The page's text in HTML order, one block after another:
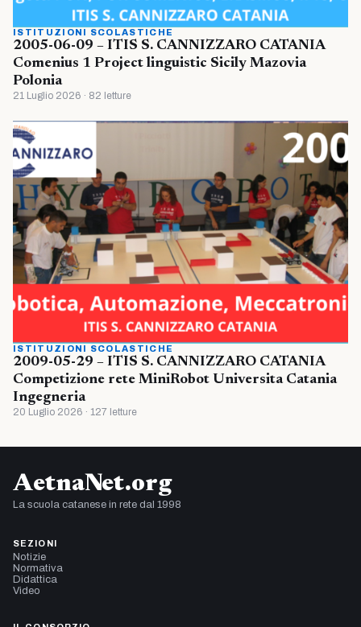
ISTITUZIONI SCOLASTICHE
2005-06-09 – ITIS S. CANNIZZARO CATANIA
Comenius 1 Project linguistic Sicily Mazovia
Polonia
21 Luglio 2026 · 82 letture
ISTITUZIONI SCOLASTICHE
2009-05-29 – ITIS S. CANNIZZARO CATANIA
Competizione rete MiniRobot Universita Catania
Ingegneria
20 Luglio 2026 · 127 letture
AetnaNet.org
La scuola catanese in rete dal 1998
SEZIONI
Notizie
Normativa
Didattica
Video